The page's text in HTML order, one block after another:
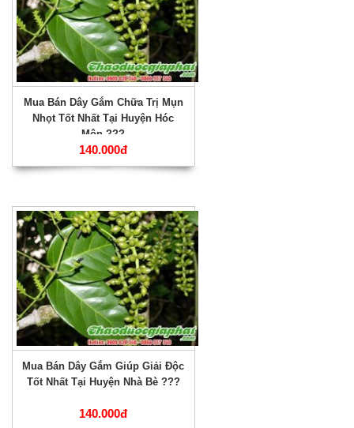
Mua Bán Dây Gắm Chữa Trị Mụn
Nhọt Tốt Nhất Tại Huyện Hóc
Môn ???
140.000đ
Mua Bán Dây Gắm Giúp Giải Độc
Tốt Nhất Tại Huyện Nhà Bè ???
140.000đ